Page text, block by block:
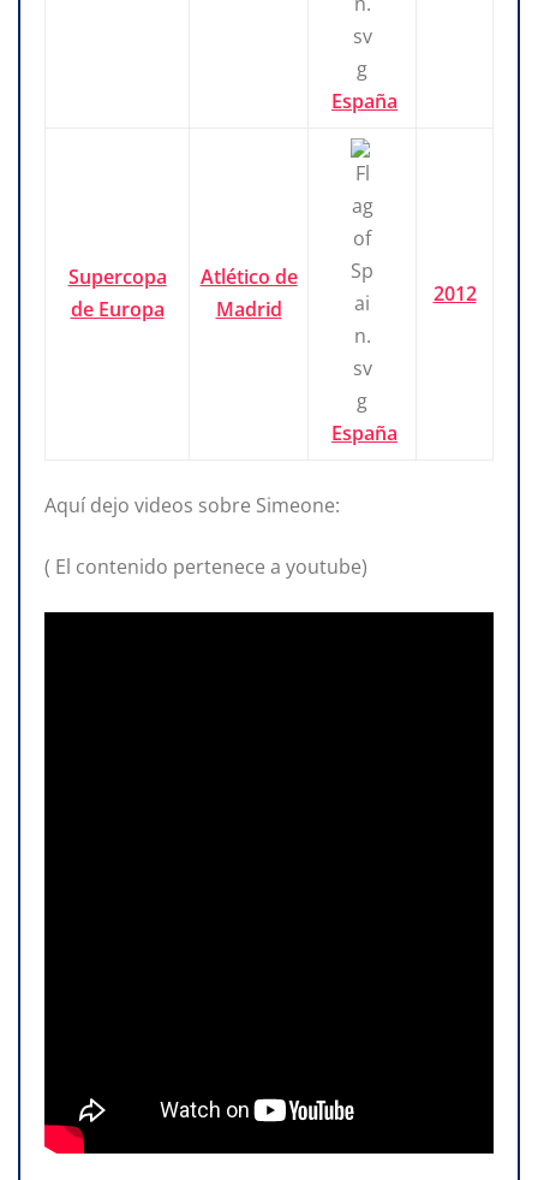
España
Supercopa
de Europa
Atlético de
Madrid
España
2012
Aquí dejo videos sobre Simeone:
( El contenido pertenece a youtube)